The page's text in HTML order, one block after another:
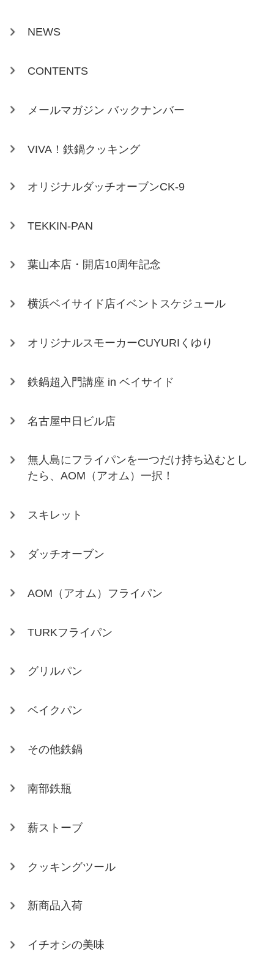
NEWS
CONTENTS
メールマガジン バックナンバー
VIVA！鉄鍋クッキング
オリジナルダッチオーブンCK-9
TEKKIN-PAN
葉山本店・開店10周年記念
横浜ベイサイド店イベントスケジュール
オリジナルスモーカーCUYURIくゆり
鉄鍋超入門講座 in ベイサイド
名古屋中日ビル店
無人島にフライパンを一つだけ持ち込むとし
たら、AOM（アオム）一択！
スキレット
ダッチオーブン
AOM（アオム）フライパン
TURKフライパン
グリルパン
ベイクパン
その他鉄鍋
南部鉄瓶
薪ストーブ
クッキングツール
新商品入荷
イチオシの美味